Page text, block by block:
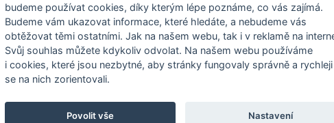
budeme používat cookies, díky kterým lépe poznáme, co vás zajímá.
Budeme vám ukazovat informace, které hledáte, a nebudeme vás
obtěžovat těmi ostatními. Jak na našem webu, tak i v reklamě na
Svůj souhlas můžete kdykoliv odvolat. Na našem webu používáme
i cookies, které jsou nezbytné, aby stránky fungovaly správně a
se na nich zorientovali.
Povolit vše Nastavení